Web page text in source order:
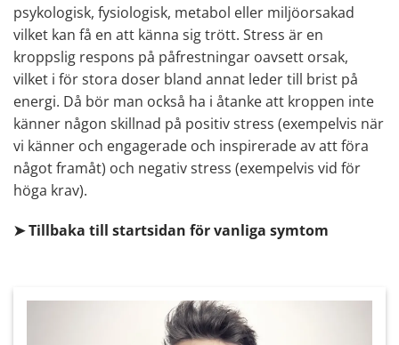
psykologisk, fysiologisk, metabol eller miljöorsakad
vilket kan få en att känna sig trött. Stress är en
kroppslig respons på påfrestningar oavsett orsak,
vilket i för stora doser bland annat leder till brist på
energi. Då bör man också ha i åtanke att kroppen inte
känner någon skillnad på positiv stress (exempelvis när
vi känner och engagerade och inspirerade av att föra
något framåt) och negativ stress (exempelvis vid för
höga krav).
➤ Tillbaka till startsidan för vanliga symtom